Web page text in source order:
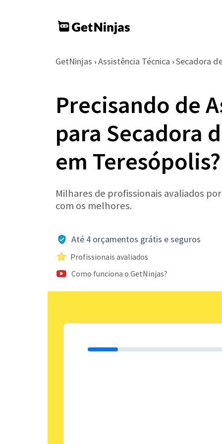
GetNinjas › Assistência Técnica › Secadora
Precisando de
para Secadora
em Teresópolis?
Milhares de profissionais avaliados
com os melhores.
Até 4 orçamentos grátis e seguros
Profissionais avaliados
Como funciona o GetNinjas?